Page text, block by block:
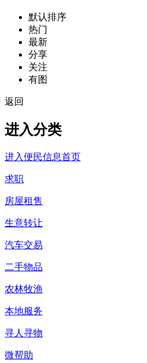
默认排序
热门
最新
分享
关注
有图
返回
进入分类
进入便民信息首页
求职
房屋租售
生意转让
汽车交易
二手物品
农林牧渔
本地服务
寻人寻物
微帮助